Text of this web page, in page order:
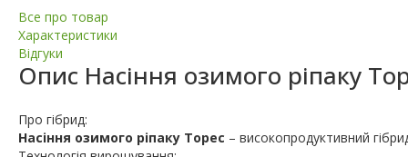
Все про товар
Характеристики
Відгуки
Опис Насіння озимого ріпаку
Про гібрид:
Насіння озимого ріпаку Торес – високопродуктивний